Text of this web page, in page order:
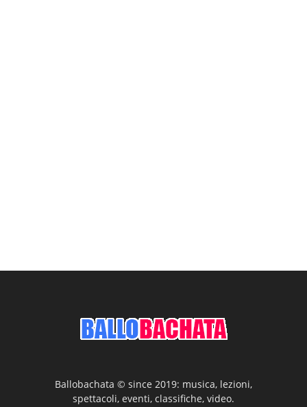
Ballobachata © since 2019: musica, lezioni,
spettacoli, eventi, classifiche, video.